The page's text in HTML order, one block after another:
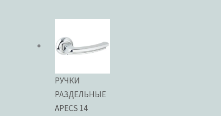
РУЧКИ
РАЗДЕЛЬНЫЕ
APECS 14